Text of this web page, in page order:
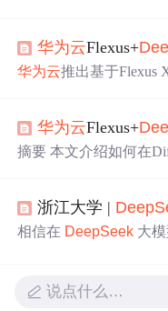
本并提供个性化服务的
深入探讨华为云的
绪导师”智能体小助手
开发的实际流程。
华为云Flexus+
华为云推出基于Flexus
口，降低AI应用开发门
库管理等场景，并强调
方案整合了高性能云资
发到部署的全流程支
华为云Flexus+
摘要 本文介绍如何在
据需求选择Agent类型
应用信息，使用提示词
（如过滤英文回答）
排，适用于复杂多轮
浙江大学 | Deep
相信在 DeepSeek 大
说点什么…